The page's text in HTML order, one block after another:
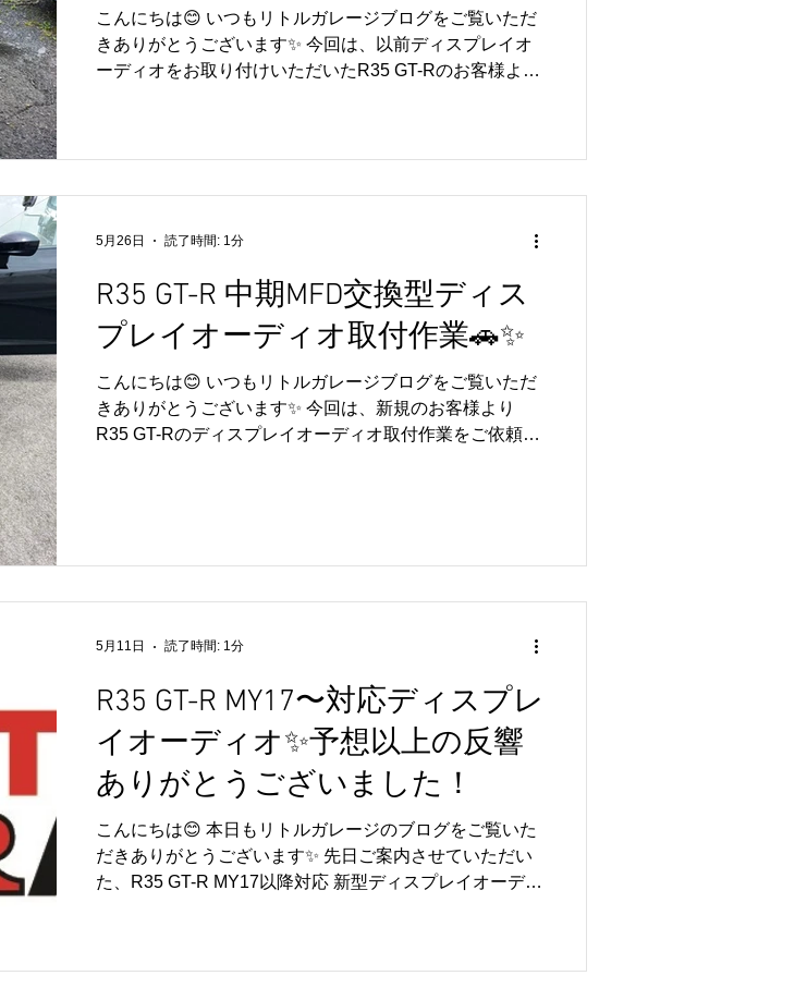
こんにちは😊 いつもリトルガレージブログをご覧いただ
きありがとうございます✨ 今回は、以前ディスプレイオ
ーディオをお取り付けいただいたR35 GT-Rのお客様より
あります💦 今回は症状を確認し、原因の診断を行ったう
🔧 リトルガレージでは、お取り付け後のサポートにも力
を入れており、万が一のトラブルや不具合についてもで
きる限り対応させていただいております😊 ディスプレイ
オーディオは近年お問い合わせも非常に増えており、多
取り付けだけでなく、その後のサポートも含めて安心し
てご利用いただけるよう努めております👍 この度はご依
頼いただきありがとうございました😊 リトルガレージで
R35 GT-R 中期MFD交換型ディス
プレイオーディオ取付作業🚗✨
こんにちは😊 いつもリトルガレージブログをご覧いただ
きありがとうございます✨ 今回は、新規のお客様より
R35 GT-Rのディスプレイオーディオ取付作業をご依頼い
を活かしながら、CarPlayやAndroid Auto、各種アプリを
な仕様へと仕上がりました😏✨ 無事に作業も完了し、ご
頼いただきありがとうございました😊 ディスプレイオー
ディオ取付やカスタム、メンテナンスのご相談もお気軽
にどうぞ🔧✨ 皆さまのご来店を心よりお待ちしておりま
す💛
5月26日 読了時間: 1分
R35 GT-R MY17〜対応ディスプレ
イオーディオ✨予想以上の反響
ありがとうございました！
こんにちは😊 本日もリトルガレージのブログをご覧いた
だきありがとうございます✨ 先日ご案内させていただい
た、R35 GT-R MY17以降対応 新型ディスプレイオーディ
5月11日 読了時間: 1分